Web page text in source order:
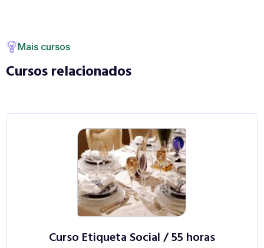
Mais cursos
Cursos relacionados
Curso Etiqueta Social / 55 horas